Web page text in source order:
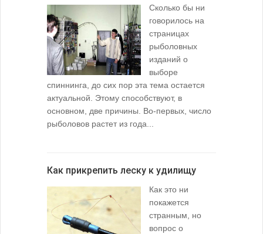
Сколько бы ни
говорилось на
страницах
рыболовных
изданий о
выборе
спиннинга, до сих пор эта тема остается
актуальной. Этому способствуют, в
основном, две причины. Во-первых, число
рыболовов растет из года...
Как прикрепить леску к удилищу
Как это ни
покажется
странным, но
вопрос о